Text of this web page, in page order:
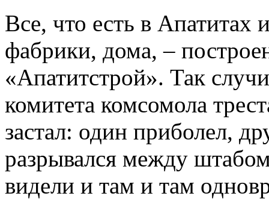
Все, что есть в Апатитах
фабрики, дома, –
«Апатитстрой». Так
комитета комсомола
застал: один приболел,
разрывался между
видели и там и там